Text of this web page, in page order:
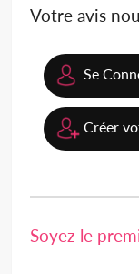
Votre avis
Se
Créer
Soyez le